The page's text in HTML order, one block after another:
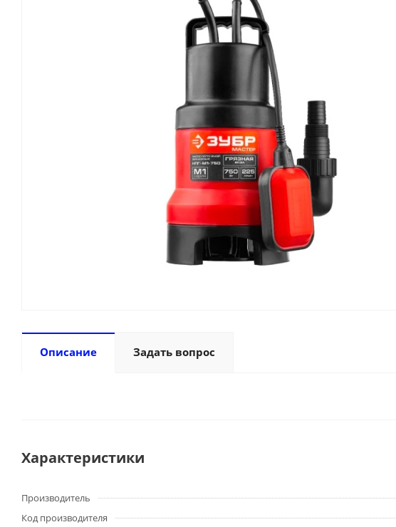
Описание Задать вопрос
Характеристики
Производитель
Код производителя